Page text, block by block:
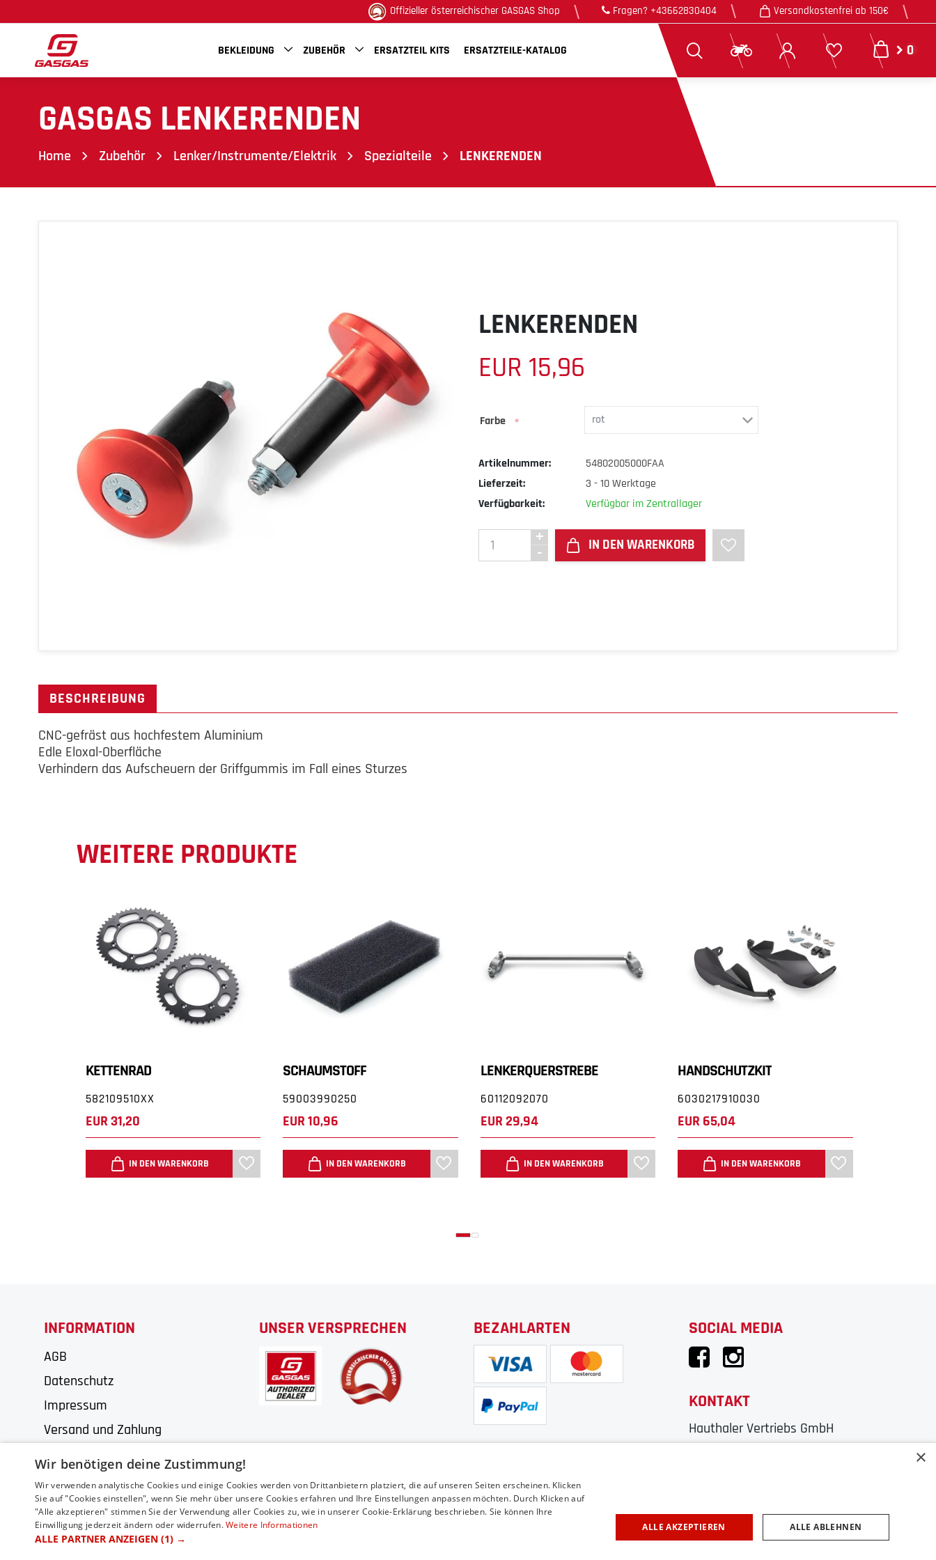
Offizieller österreichischer GASGAS Shop Fragen? +43662830404 Versandkostenfrei ab 150€
BEKLEIDUNG ZUBEHÖR ERSATZTEIL KITS ERSATZTEILE-KATALOG 0
GASGAS LENKERENDEN
Home Zubehör Lenker/Instrumente/Elektrik Spezialteile LENKERENDEN
LENKERENDEN
EUR 15,96
Farbe *
Artikelnummer:
54802005000FAA
Lieferzeit:
3 - 10 Werktage
Verfügbarkeit:
Verfügbar im Zentrallager
IN DEN WARENKORB
BESCHREIBUNG
CNC-gefräst aus hochfestem Aluminium
Edle Eloxal-Oberfläche
Verhindern das Aufscheuern der Griffgummis im Fall eines Sturzes
WEITERE PRODUKTE
KETTENRAD
582109510XX
EUR 31,20
IN DEN WARENKORB
SCHAUMSTOFF
59003990250
EUR 10,96
IN DEN WARENKORB
LENKERQUERSTREBE
60112092070
EUR 29,94
IN DEN WARENKORB
HANDSCHUTZKIT
6030217910030
EUR 65,04
IN DEN WARENKORB
INFORMATION
AGB
Datenschutz
Impressum
Versand und Zahlung
UNSER VERSPRECHEN BEZAHLARTEN
VERSAND
SOCIAL MEDIA
KONTAKT
Hauthaler Vertriebs GmbH
Moosstraße 52A
E-Mail: office@2rad-hauthaler.at
×
Wir benötigen deine Zustimmung!
Wir verwenden analytische Cookies und einige Cookies werden von Drittanbietern platziert, die auf unseren Seiten erscheinen. Klicken
Sie auf "Cookies einstellen", wenn Sie mehr über unsere Cookies erfahren und Ihre Einstellungen anpassen möchten. Durch Klicken auf
"Alle akzeptieren" stimmen Sie der Verwendung aller Cookies zu, wie in unserer Cookie-Erklärung beschrieben. Sie können Ihre
Einwilligung jederzeit ändern oder widerrufen.Weitere Informationen
ALLE PARTNER ANZEIGEN (1) →
ALLE AKZEPTIEREN ALLE ABLEHNEN